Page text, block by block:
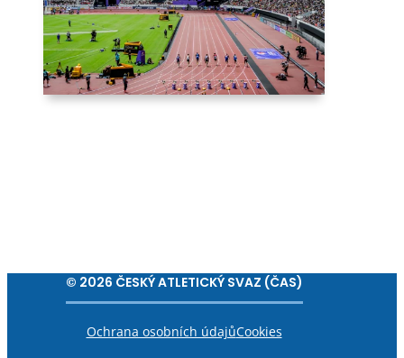
© 2026 ČESKÝ ATLETICKÝ SVAZ (ČAS)
Ochrana osobních údajůCookies